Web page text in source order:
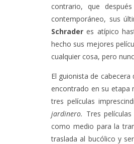
contrario, que
contemporáneo, sus
Schrader es atípico
hecho sus mejores
cualquier cosa, pero
El guionista de cabecera
encontrado en su etapa
tres películas
jardinero. Tres
como medio para la
traslada al bucólico y